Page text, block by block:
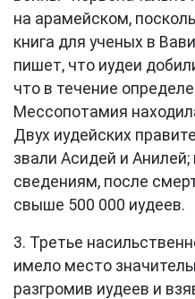
на арамейском,
книга для ученых в
пишет, что иудеи
что в течение
Мессопотамия
Двух иудейских
звали Асидей и
сведениям, после
свыше 500 000 иудеев.
3. Третье
имело место
разгромив иудеев и